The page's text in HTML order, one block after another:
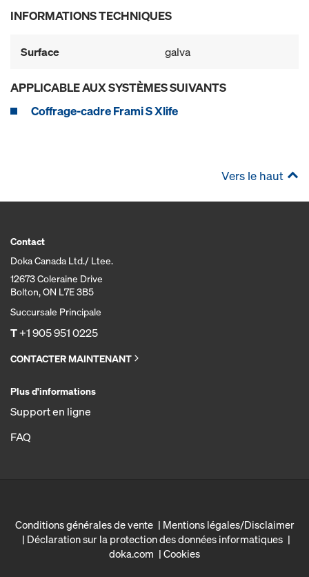
INFORMATIONS TECHNIQUES
Surface galva
APPLICABLE AUX SYSTÈMES SUIVANTS
Coffrage-cadre Frami S Xlife
Vers le haut
Contact
Doka Canada Ltd./ Ltee.
12673 Coleraine Drive
Bolton, ON L7E 3B5
Succursale Principale
T+1 905 951 0225
CONTACTER MAINTENANT
Plus d'informations
Support en ligne
FAQ
Conditions générales de vente
Mentions légales/Disclaimer
Déclaration sur la protection des données informatiques
doka.com
Cookies